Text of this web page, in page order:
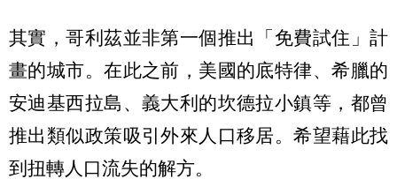
其實，哥利茲並非第一個推出「免費試住 」計
畫的城市。在此之前，美國的底特律、希臘的
安迪基西拉島、義大利的坎德拉小鎮等，都曾
推出類似政策吸引外來人口移居。希望藉此找
到扭轉人口流失的解方。